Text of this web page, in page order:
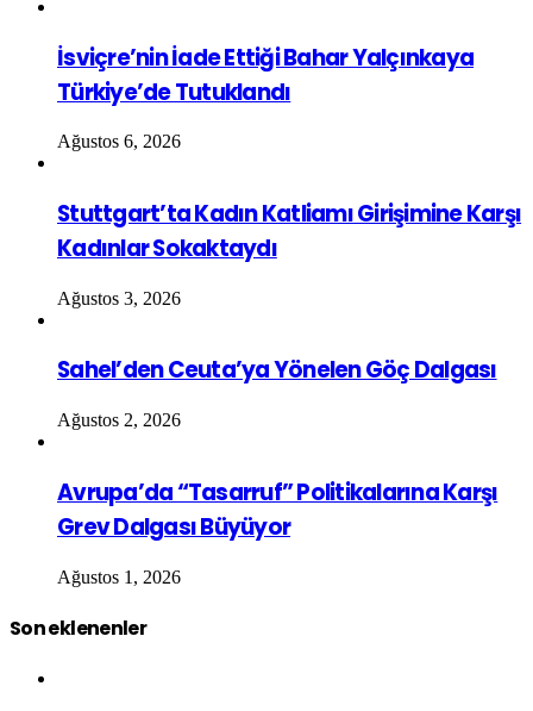
İsviçre’nin İade Ettiği Bahar Yalçınkaya
Türkiye’de Tutuklandı
Ağustos 6, 2026
Stuttgart’ta Kadın Katliamı Girişimine Karşı
Kadınlar Sokaktaydı
Ağustos 3, 2026
Sahel’den Ceuta’ya Yönelen Göç Dalgası
Ağustos 2, 2026
Avrupa’da “Tasarruf” Politikalarına Karşı
Grev Dalgası Büyüyor
Ağustos 1, 2026
Son eklenenler